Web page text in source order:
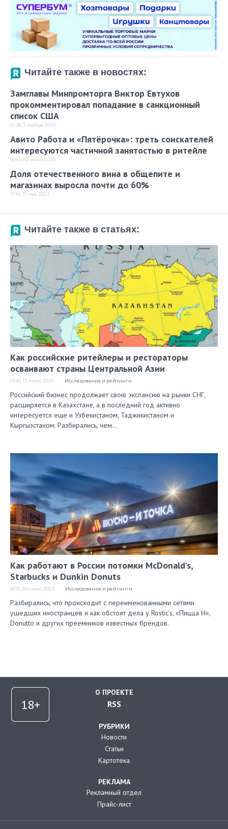
Читайте также в новостях:
Замглавы Минпромторга Виктор Евтухов
прокомментировал попадание в санкционный
список США
14:38, 3 ноября 2023
Авито Работа и «Пятёрочка»: треть соискателей
интересуются частичной занятостью в ритейле
15:53, 22 июня 2023
Доля отечественного вина в общепите и
магазинах выросла почти до 60%
17:14, 17 мая 2023
Читайте также в статьях:
Как российские ритейлеры и рестораторы
осваивают страны Центральной Азии
13:40, 13 июля 2023 Исследования и рейтинги
Российский бизнес продолжает свою экспансию на рынки СНГ,
расширяется в Казахстане, а в последний год активно
интересуется еще и Узбекистаном, Таджикистаном и
Кыргызстаном. Разбирались, чем…
Как работают в России потомки McDonald’s,
Starbucks и Dunkin Donuts
18:15, 20 июня 2023 Исследования и рейтинги
Разбирались, что происходит с переименованными сетями
ушедших иностранцев и как обстоят дела у Rostic’s, «Пицца Н»,
Donutto и других преемников известных брендов.
О ПРОЕКТЕ
RSS
РУБРИКИ
Новости
Статьи
Картотека
РЕКЛАМА
Рекламный отдел
Прайс-лист